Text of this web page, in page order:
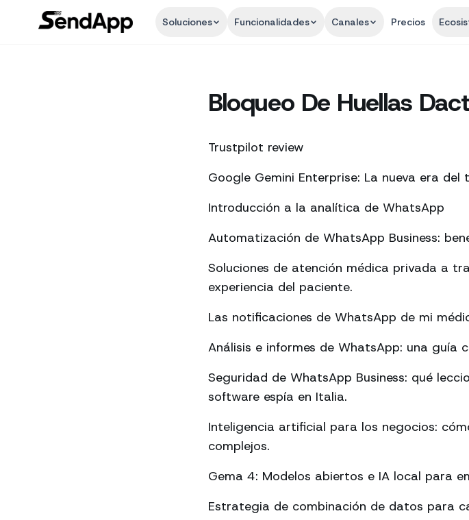
Soluciones Funcionalidades Canales Precios
Bloqueo De Huellas
Trustpilot review
Google Gemini Enterprise: La nueva era del
Introducción a la analítica de WhatsApp
Automatización de WhatsApp Business:
Soluciones de atención médica privada a
experiencia del paciente.
Las notificaciones de WhatsApp de mi
Análisis e informes de WhatsApp: una guía
Seguridad de WhatsApp Business: qué
software espía en Italia.
Inteligencia artificial para los negocios:
complejos.
Gema 4: Modelos abiertos e IA local para
Estrategia de combinación de datos para